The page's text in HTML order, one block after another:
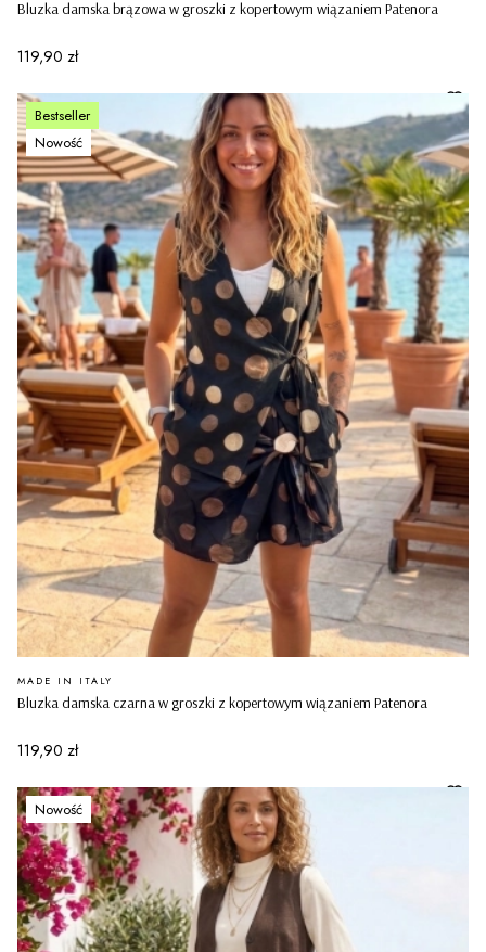
Bluzka damska brązowa w groszki z kopertowym wiązaniem Patenora
Cena
119,90 zł
Bestseller
Nowość
Bluzka damska czarna w groszki z kopertowym wiązaniem Patenora
PRODUCENT
MADE IN ITALY
Cena
119,90 zł
Nowość